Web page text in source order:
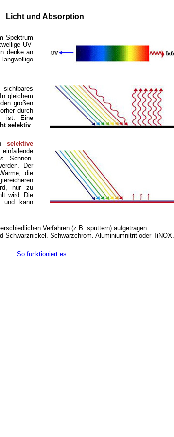
Licht und Absorption
Spektrum
UV-
denke an
gleichem
großen
durch
ist. Eine
selektiv.
selektive
Sonnen-
Der
die
nur zu
wird. Die
und kann
Verfahren (z.B. sputtern) aufgetragen.
Schwarznickel, Schwarzchrom, Aluminiumnitrit oder TiNOX.
So funktioniert es...